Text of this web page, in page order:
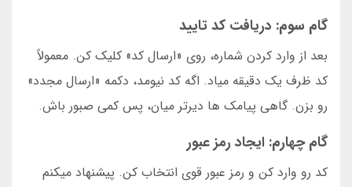
گام سوم: دریافت کد تایید
بعد از وارد کردن شماره، روی «ارسال کد» کلیک کن. معمولاً
کد ظرف یک دقیقه میاد. اگه کد نیومد، دکمه «ارسال مجدد»
رو بزن. گاهی پیامک ها دیرتر میان، پس کمی صبور باش.
گام چهارم: ایجاد رمز عبور
کد رو وارد کن و رمز عبور قوی انتخاب کن. پیشنهاد میکنم